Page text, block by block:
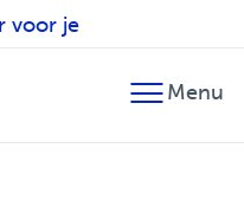
voor je